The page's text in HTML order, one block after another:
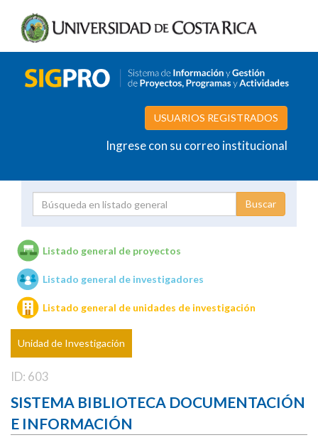
USUARIOS REGISTRADOS
Ingrese con su correo institucional
Unidades de investigación
Listado general de proyectos
Listado general de investigadores
Listado general de unidades de investigación
Unidad de Investigación
ID: 603
SISTEMA BIBLIOTECA DOCUMENTACIÓN
E INFORMACIÓN